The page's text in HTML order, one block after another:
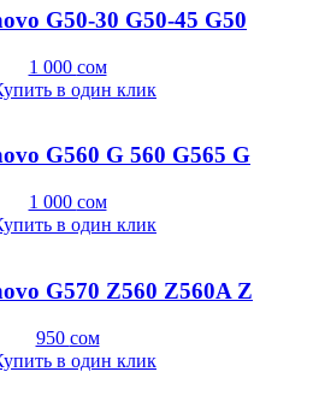
G50-30 G50-45 G50
1 000 сом
в один клик
G560 G 560 G565 G
1 000 сом
в один клик
G570 Z560 Z560A Z
950 сом
в один клик